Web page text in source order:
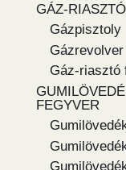
GÁZ-
Gázpisztoly
Gázrevolver
Gáz-riasztó
FEGYVER